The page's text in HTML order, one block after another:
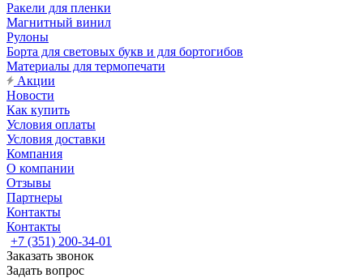
Ракели для пленки
Магнитный винил
Рулоны
Борта для световых букв и для бортогибов
Материалы для термопечати
Акции
Новости
Как купить
Условия оплаты
Условия доставки
Компания
О компании
Отзывы
Партнеры
Контакты
Контакты
+7 (351) 200-34-01
Заказать звонок
Задать вопрос